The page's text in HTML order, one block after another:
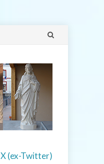
Aller
X (ex-Twitter)